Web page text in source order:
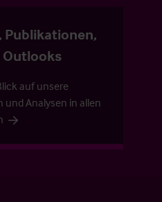
Outlooks
auf unsere
und Analysen in allen